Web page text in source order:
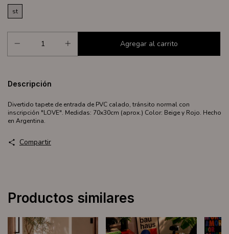
st
Descripción
Divertido tapete de entrada de PVC calado, tránsito normal con
inscripción "LOVE". Medidas: 70x30cm (aprox.) Color: Beige y Rojo. Hecho
en Argentina.
Compartir
Productos similares